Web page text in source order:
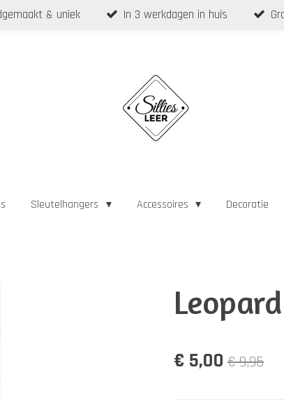
& uniek In 3 werkdagen in huis
Sleutelhangers Accessoires Decoratie
Leopard
€ 5,00 € 9,95